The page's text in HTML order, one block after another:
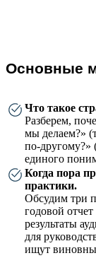
Основные
Что такое
Разберем,
мы делаем?»
по-другому?»
единого
Когда пора
практики.
Обсудим три
годовой
результаты
для
ищут